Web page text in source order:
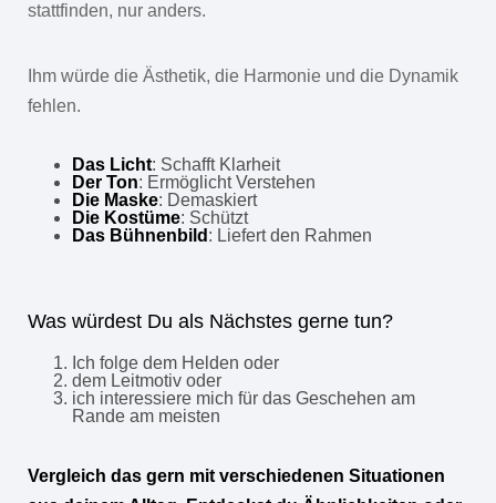
stattfinden, nur anders.
Ihm würde die Ästhetik, die Harmonie und die Dynamik
fehlen.
Das Licht: Schafft Klarheit
Der Ton: Ermöglicht Verstehen
Die Maske: Demaskiert
Die Kostüme: Schützt
Das Bühnenbild : Liefert den Rahmen
Was würdest Du als Nächstes gerne tun?
Ich folge dem Helden oder
dem Leitmotiv oder
ich interessiere mich für das Geschehen am
Rande am meisten
Vergleich das gern mit verschiedenen Situationen